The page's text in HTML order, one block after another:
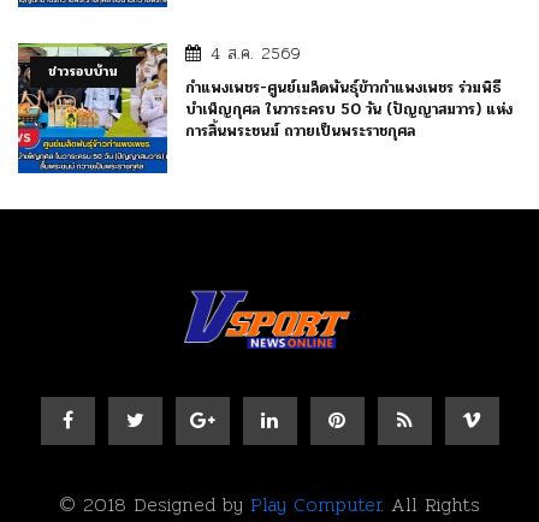
ข่าวรอบบ้าน
4 ส.ค. 2569
กำแพงเพชร-ศูนย์เมล็ดพันธุ์ข้าวกำแพงเพชร ร่วมพิธี
บำเพ็ญกุศล ในวาระครบ 50 วัน (ปัญญาสมวาร) แห่ง
การสิ้นพระชนม์ ถวายเป็นพระราชกุศล
© 2018 Designed by Play Computer. All Rights